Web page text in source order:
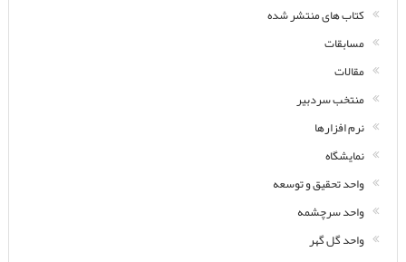
کتاب های منتشر شده
مسابقات
مقالات
منتخب سردبیر
نرم افزارها
نمایشگاه
واحد تحقیق و توسعه
واحد سرچشمه
واحد گل گهر